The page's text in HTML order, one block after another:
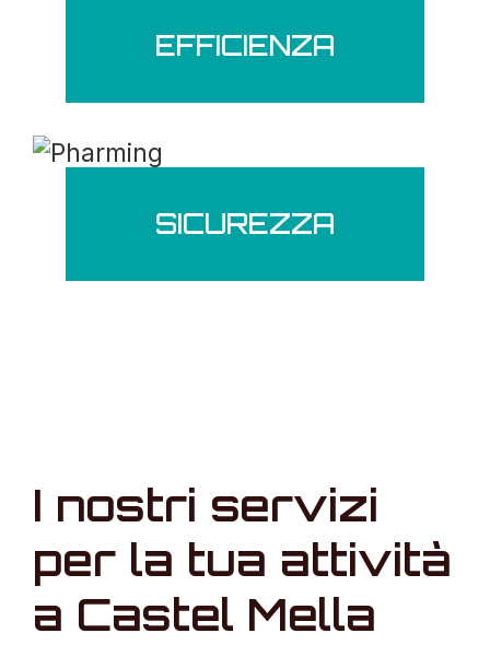
EFFICIENZA
SICUREZZA
I nostri servizi
per la tua attività
a Castel Mella